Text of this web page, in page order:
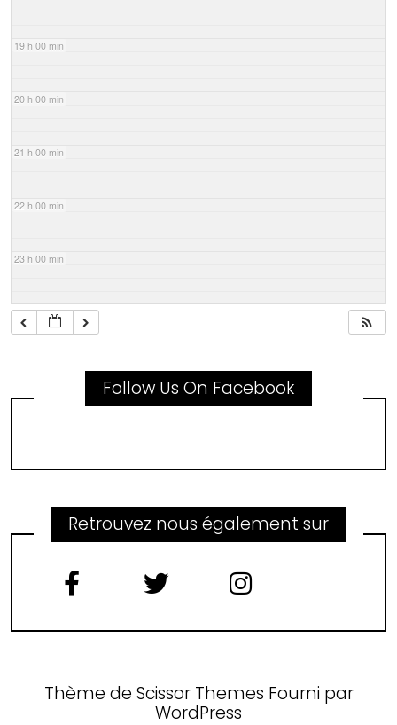
19 h 00 min
20 h 00 min
21 h 00 min
22 h 00 min
23 h 00 min
Follow Us On Facebook
Retrouvez nous également sur
Thème de Scissor Themes Fourni par
WordPress